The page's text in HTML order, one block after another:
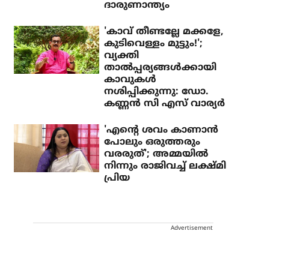
ദാരുണാന്ത്യം
'കാവ് തീണ്ടല്ലേ മക്കളേ,
കുടിവെള്ളം മുട്ടും!';
വ്യക്തി
താല്‍പ്പര്യങ്ങള്‍ക്കായി
കാവുകള്‍
നശിപ്പിക്കുന്നു: ഡോ.
കണ്ണന്‍ സി എസ് വാര്യര്‍
'എന്റെ ശവം കാണാന്‍
പോലും ഒരുത്തരും
വരരുത്'; അമ്മയില്‍
നിന്നും രാജിവച്ച് ലക്ഷ്മി
പ്രിയ
Advertisement